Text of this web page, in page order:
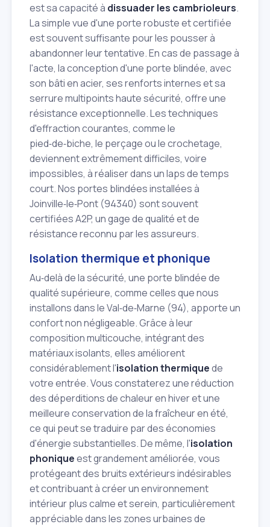
est sa capacité à dissuader les cambrioleurs.
La simple vue d'une porte robuste et certifiée
est souvent suffisante pour les pousser à
abandonner leur tentative. En cas de passage à
l'acte, la conception d'une porte blindée, avec
son bâti en acier, ses renforts internes et sa
serrure multipoints haute sécurité, offre une
résistance exceptionnelle. Les techniques
d'effraction courantes, comme le
pied‑de‑biche, le perçage ou le crochetage,
deviennent extrêmement difficiles, voire
impossibles, à réaliser dans un laps de temps
court. Nos portes blindées installées à
Joinville‑le‑Pont (94340) sont souvent
certifiées A2P, un gage de qualité et de
résistance reconnu par les assureurs.
Isolation thermique et phonique
Au‑delà de la sécurité, une porte blindée de
qualité supérieure, comme celles que nous
installons dans le Val‑de‑Marne (94), apporte un
confort non négligeable. Grâce à leur
composition multicouche, intégrant des
matériaux isolants, elles améliorent
considérablement l'isolation thermiquede
votre entrée. Vous constaterez une réduction
des déperditions de chaleur en hiver et une
meilleure conservation de la fraîcheur en été,
ce qui peut se traduire par des économies
d'énergie substantielles. De même, l'isolation
phoniqueest grandement améliorée, vous
protégeant des bruits extérieurs indésirables
et contribuant à créer un environnement
intérieur plus calme et serein, particulièrement
appréciable dans les zones urbaines de